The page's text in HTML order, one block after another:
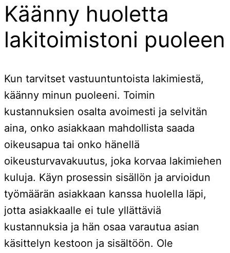
Käänny huoletta
lakitoimistoni puoleen
Kun tarvitset vastuuntuntoista lakimiestä,
käänny minun puoleeni. Toimin
kustannuksien osalta avoimesti ja selvitän
aina, onko asiakkaan mahdollista saada
oikeusapua tai onko hänellä
oikeusturvavakuutus, joka korvaa lakimiehen
kuluja. Käyn prosessin sisällön ja arvioidun
työmäärän asiakkaan kanssa huolella läpi,
jotta asiakkaalle ei tule yllättäviä
kustannuksia ja hän osaa varautua asian
käsittelyn kestoon ja sisältöön. Ole